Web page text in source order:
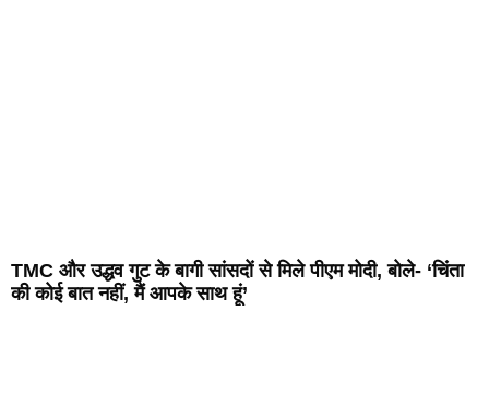
TMC और उद्धव गुट के बागी सांसदों से मिले पीएम मोदी, बोले- ‘चिंता
की कोई बात नहीं, मैं आपके साथ हूं’